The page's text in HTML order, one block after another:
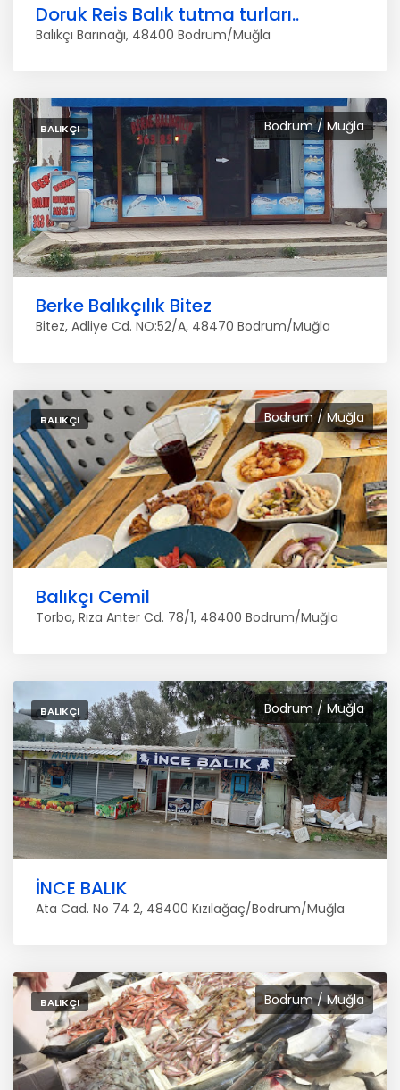
Doruk Reis Balık tutma turları..
Balıkçı Barınağı, 48400 Bodrum/Muğla
Bodrum / Muğla
BALIKÇI
Berke Balıkçılık Bitez
Bitez, Adliye Cd. NO:52/A, 48470 Bodrum/Muğla
Bodrum / Muğla
BALIKÇI
Balıkçı Cemil
Torba, Rıza Anter Cd. 78/1, 48400 Bodrum/Muğla
Bodrum / Muğla
BALIKÇI
İNCE BALIK
Ata Cad. No 74 2, 48400 Kızılağaç/Bodrum/Muğla
Bodrum / Muğla
BALIKÇI